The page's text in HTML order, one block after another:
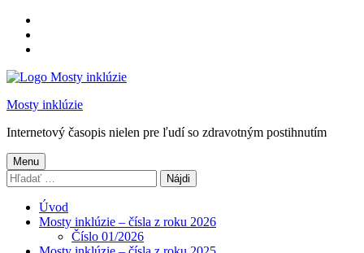
obsah
pätičku
Mosty inklúzie
Internetový časopis nielen pre ľudí so zdravotným postihnutím
Menu
Hľadať:
Úvod
Mosty inklúzie – čísla z roku 2026
Číslo 01/2026